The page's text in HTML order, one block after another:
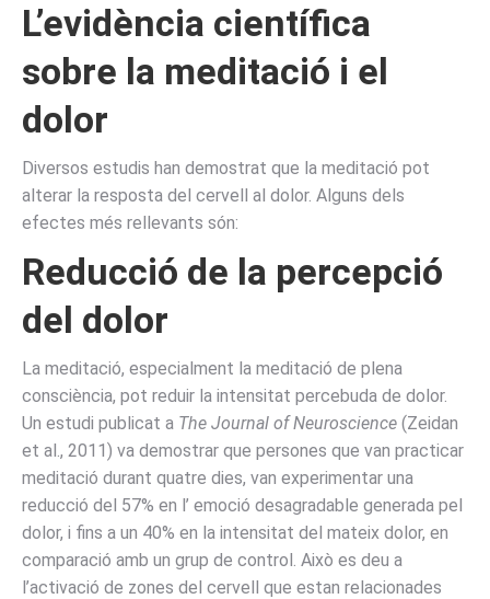
L’evidència científica
sobre la meditació i el
dolor
Diversos estudis han demostrat que la meditació pot
alterar la resposta del cervell al dolor. Alguns dels
efectes més rellevants són:
Reducció de la percepció
del dolor
La meditació, especialment la meditació de plena
consciència, pot reduir la intensitat percebuda de dolor.
Un estudi publicat a The Journal of Neuroscience (Zeidan
et al., 2011) va demostrar que persones que van practicar
meditació durant quatre dies, van experimentar una
reducció del 57% en l’ emoció desagradable generada pel
dolor, i fins a un 40% en la intensitat del mateix dolor, en
comparació amb un grup de control. Això es deu a
l’activació de zones del cervell que estan relacionades